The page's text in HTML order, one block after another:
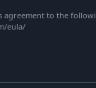
individuelles :
agreement to the
eula/